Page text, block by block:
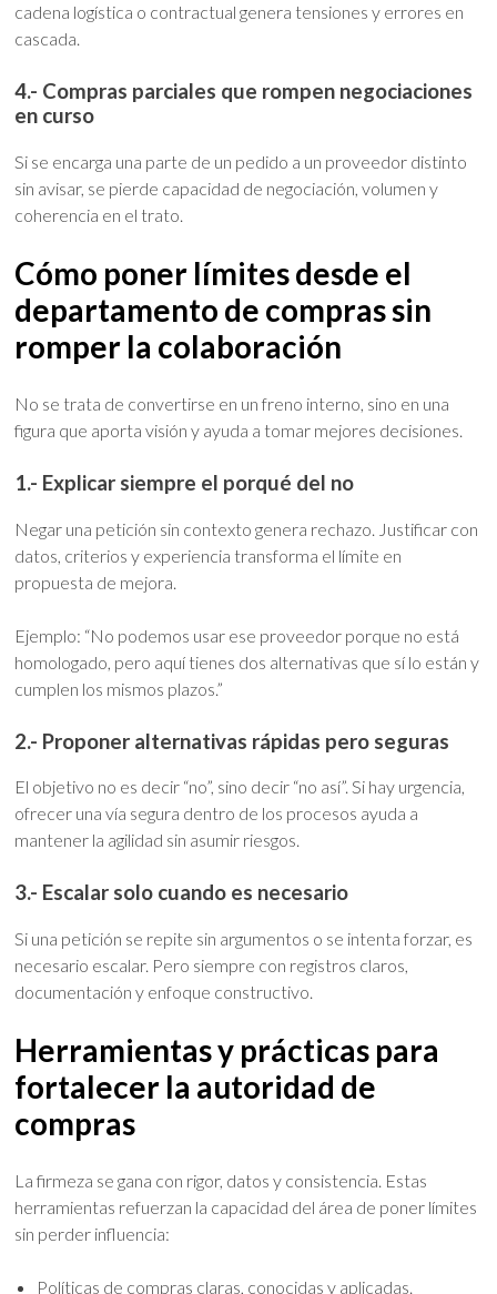
cadena logística o contractual genera tensiones y errores en
cascada.
4.- Compras parciales que rompen negociaciones
en curso
Si se encarga una parte de un pedido a un proveedor distinto
sin avisar, se pierde capacidad de negociación, volumen y
coherencia en el trato.
Cómo poner límites desde el
departamento de compras sin
romper la colaboración
No se trata de convertirse en un freno interno, sino en una
figura que aporta visión y ayuda a tomar mejores decisiones.
1.- Explicar siempre el porqué del no
Negar una petición sin contexto genera rechazo. Justificar con
datos, criterios y experiencia transforma el límite en
propuesta de mejora.
Ejemplo: “No podemos usar ese proveedor porque no está
homologado, pero aquí tienes dos alternativas que sí lo están y
cumplen los mismos plazos.”
2.- Proponer alternativas rápidas pero seguras
El objetivo no es decir “no”, sino decir “no así”. Si hay urgencia,
ofrecer una vía segura dentro de los procesos ayuda a
mantener la agilidad sin asumir riesgos.
3.- Escalar solo cuando es necesario
Si una petición se repite sin argumentos o se intenta forzar, es
necesario escalar. Pero siempre con registros claros,
documentación y enfoque constructivo.
Herramientas y prácticas para
fortalecer la autoridad de
compras
La firmeza se gana con rigor, datos y consistencia. Estas
herramientas refuerzan la capacidad del área de poner límites
sin perder influencia:
Políticas de compras claras, conocidas y aplicadas.